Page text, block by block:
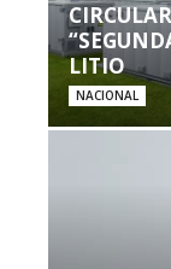
LITIO
NACIONAL